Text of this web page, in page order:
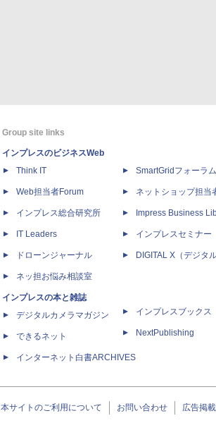
Group site links
インプレスのビジネスWeb
Think IT
Web担当者Forum
インプレス総合研究所
IT Leaders
ドローンジャーナル
ネッ担お悩み相談室
インプレスの本と雑誌
デジタルカメラマガジン
できるネット
インターネット白書ARCHIVES
SmartGridフォーラム
ネットショップ担当
Impress Business
インプレスセミナー
DIGITAL X（デジタ
インプレスブックス
NextPublishing
本サイトのご利用について お問い合わせ 広告掲